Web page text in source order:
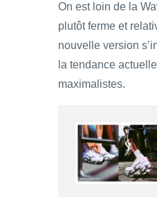
On est loin de la
plutôt ferme et
nouvelle version
la tendance
maximalistes.